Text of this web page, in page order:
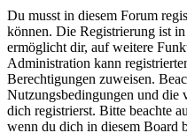
Du musst in diesem Forum
können. Die Registrierung ist
ermöglicht dir, auf weitere
Administration kann
Berechtigungen zuweisen.
Nutzungsbedingungen und die
dich registrierst. Bitte beachte
wenn du dich in diesem Board